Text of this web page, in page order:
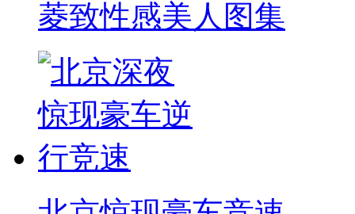
菱致性感美人图集